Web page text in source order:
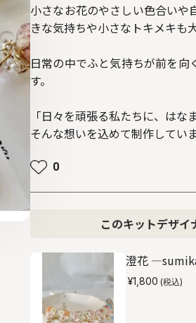
小さなお花のやさしい色合いや
きな気持ちや小さなトキメキも
日常の中でふと気持ちが前を
す。
「日々を頑張る私たちに、はな
そんな想いを込めて制作していま
0
このキットデザイ
澄花
¥1,800 (税込)